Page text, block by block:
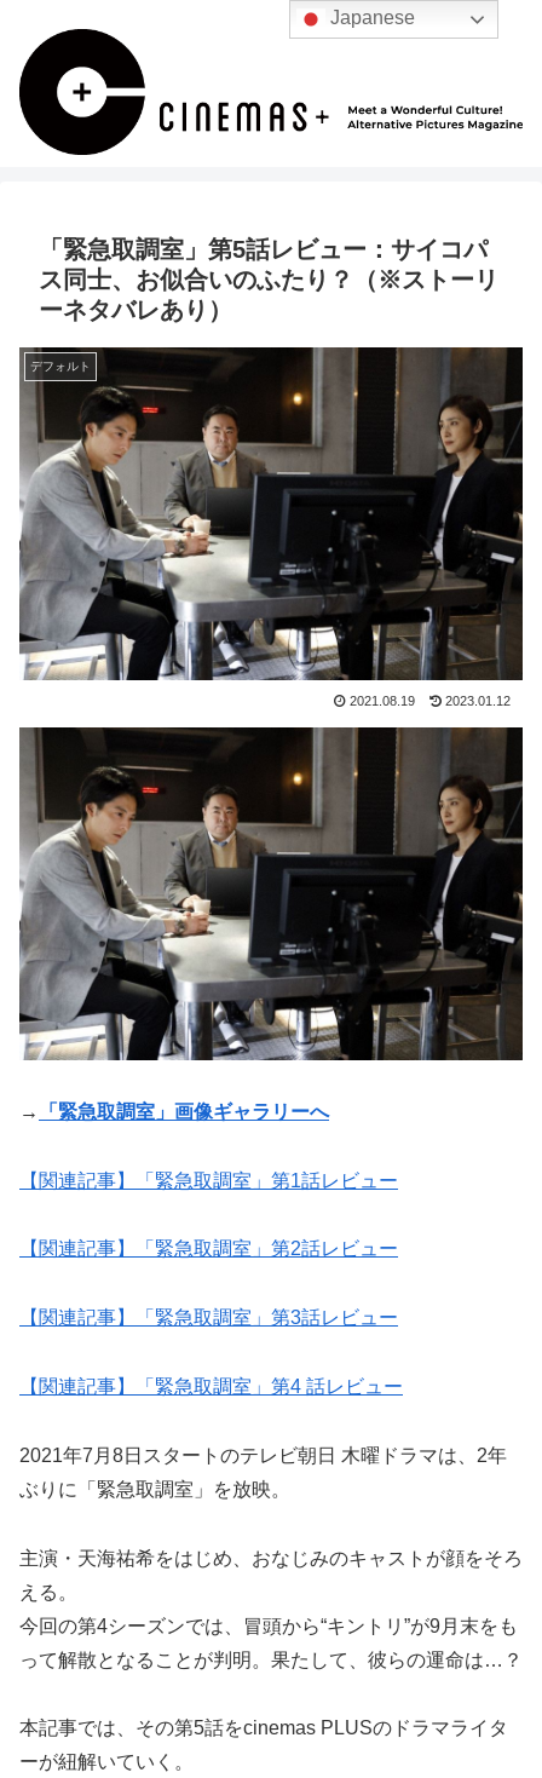
「緊急取調室」第5話レビュー：サイコパ
ス同士、お似合いのふたり？（※ストーリ
ーネタバレあり）
デフォルト
2021.08.19 2023.01.12
→ 「緊急取調室」画像ギャラリーへ
【関連記事】「緊急取調室」第1話レビュー
【関連記事】「緊急取調室」第2話レビュー
【関連記事】「緊急取調室」第3話レビュー
【関連記事】「緊急取調室」第4 話レビュー
2021年7月8日スタートのテレビ朝日 木曜ドラマは、2年
ぶりに「緊急取調室」を放映。
主演・天海祐希をはじめ、おなじみのキャストが顔をそろ
える。
今回の第4シーズンでは、冒頭から“キントリ”が9月末をも
って解散となることが判明。果たして、彼らの運命は…？
本記事では、その第5話をcinemas PLUSのドラマライタ
ーが紐解いていく。
Japanese